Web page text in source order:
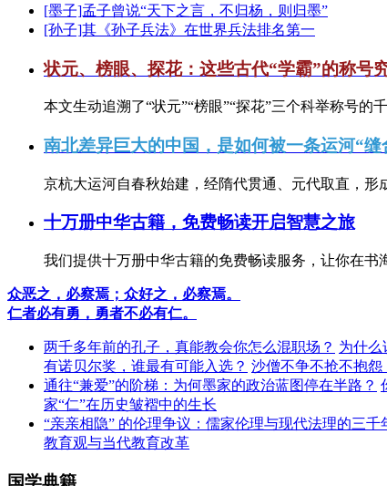
[墨子]孟子曾说“天下之言，不归杨，则归墨”
[孙子]其《孙子兵法》在世界兵法排名第一
状元、榜眼、探花：这些古代“学霸”的称号
本文生动追溯了“状元”“榜眼”“探花”三个科举称号的
南北差异巨大的中国，是如何被一条运河“缝
京杭大运河自春秋始建，经隋代贯通、元代取直，形
十万册中华古籍，免费畅读开启智慧之旅
我们提供十万册中华古籍的免费畅读服务，让你在
众恶之，必察焉；众好之，必察焉。
仁者必有勇，勇者不必有仁。
两千多年前的孔子，真能教会你怎么混职场？ 为什么
有诺贝尔奖，谁最有可能入选？ 沙僧不争不抢不抱怨
通往“兼爱”的阶梯：为何墨家的政治蓝图停在半路？
家“仁”在历史皱褶中的生长
“亲亲相隐” 的伦理争议：儒家伦理与现代法理的三千
教育观与当代教育改革
国学典籍